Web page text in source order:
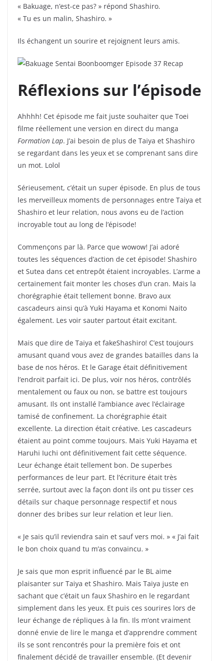
« Bakuage, n’est-ce pas? » répond Shashiro.
« Tu es un malin, Shashiro. »
Ils échangent un sourire et rejoignent leurs amis.
Réflexions sur l’épisode
Ahhhh! Cet épisode me fait juste souhaiter que Toei
filme réellement une version en direct du manga
Formation Lap. J’ai besoin de plus de Taiya et Shashiro
se regardant dans les yeux et se comprenant sans dire
un mot. Lolol
Sérieusement, c’était un super épisode. En plus de tous
les merveilleux moments de personnages entre Taiya et
Shashiro et leur relation, nous avons eu de l’action
incroyable tout au long de l’épisode!
Commençons par là. Parce que wowow! J’ai adoré
toutes les séquences d’action de cet épisode! Shashiro
et Sutea dans cet entrepôt étaient incroyables. L’arme a
certainement fait monter les choses d’un cran. Mais la
chorégraphie était tellement bonne. Bravo aux
cascadeurs ainsi qu’à Yuki Hayama et Konomi Naito
également. Les voir sauter partout était excitant.
Mais que dire de Taiya et fakeShashiro! C’est toujours
amusant quand vous avez de grandes batailles dans la
base de nos héros. Et le Garage était définitivement
l’endroit parfait ici. De plus, voir nos héros, contrôlés
mentalement ou faux ou non, se battre est toujours
amusant. Ils ont installé l’ambiance avec l’éclairage
tamisé de confinement. La chorégraphie était
excellente. La direction était créative. Les cascadeurs
étaient au point comme toujours. Mais Yuki Hayama et
Haruhi Iuchi ont définitivement fait cette séquence.
Leur échange était tellement bon. De superbes
performances de leur part. Et l’écriture était très
serrée, surtout avec la façon dont ils ont pu tisser ces
détails sur chaque personnage respectif et nous
donner des bribes sur leur relation et leur lien.
« Je sais qu’il reviendra sain et sauf vers moi. » « J’ai fait
le bon choix quand tu m’as convaincu. »
Je sais que mon esprit influencé par le BL aime
plaisanter sur Taiya et Shashiro. Mais Taiya juste en
sachant que c’était un faux Shashiro en le regardant
simplement dans les yeux. Et puis ces sourires lors de
leur échange de répliques à la fin. Ils m’ont vraiment
donné envie de lire le manga et d’apprendre comment
ils se sont rencontrés pour la première fois et ont
finalement décidé de travailler ensemble. (Et devenir